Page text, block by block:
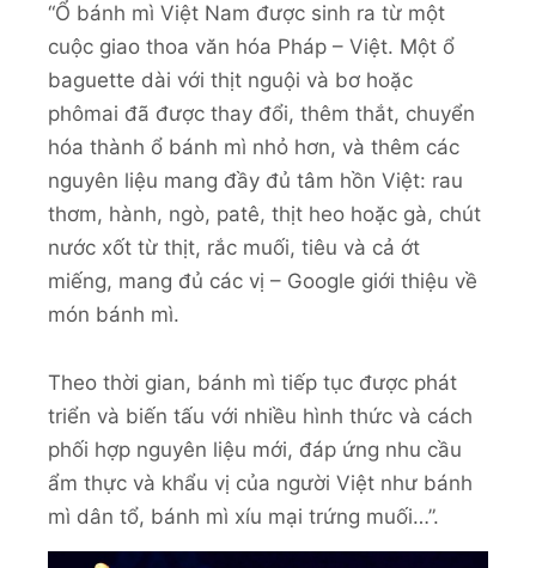
“Ổ bánh mì Việt Nam được sinh ra từ một
cuộc giao thoa văn hóa Pháp – Việt. Một ổ
baguette dài với thịt nguội và bơ hoặc
phômai đã được thay đổi, thêm thắt, chuyển
hóa thành ổ bánh mì nhỏ hơn, và thêm các
nguyên liệu mang đầy đủ tâm hồn Việt: rau
thơm, hành, ngò, patê, thịt heo hoặc gà, chút
nước xốt từ thịt, rắc muối, tiêu và cả ớt
miếng, mang đủ các vị – Google giới thiệu về
món bánh mì.
Theo thời gian, bánh mì tiếp tục được phát
triển và biến tấu với nhiều hình thức và cách
phối hợp nguyên liệu mới, đáp ứng nhu cầu
ẩm thực và khẩu vị của người Việt như bánh
mì dân tổ, bánh mì xíu mại trứng muối…”.